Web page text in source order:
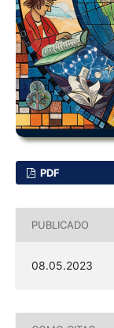
PDF
PUBLICADO
08.05.2023